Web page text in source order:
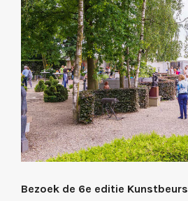
Bezoek de 6e editie